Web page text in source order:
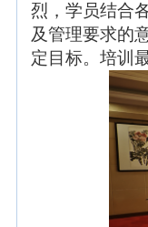
烈，学员结合
及管理要求的
定 目标。培训